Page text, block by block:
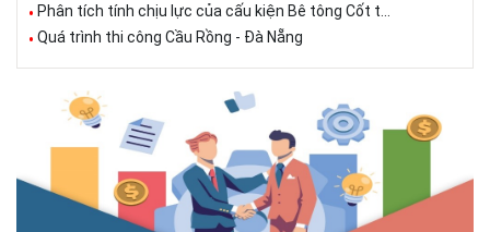
Phân tích tính chịu lực của cấu kiện Bê tông Cốt t...
Quá trình thi công Cầu Rồng - Đà Nẵng